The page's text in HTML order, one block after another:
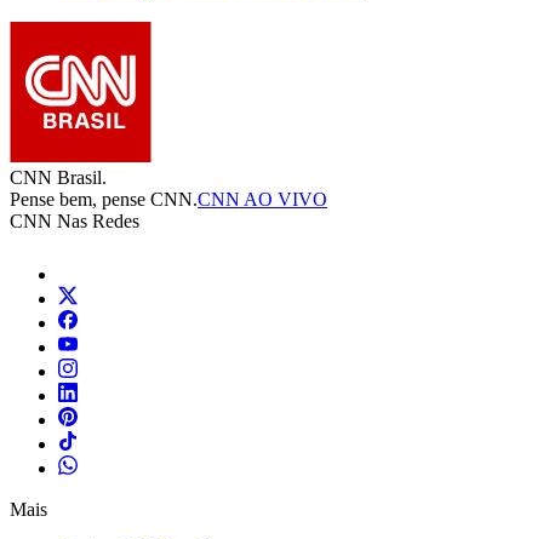
CNN Brasil.
Pense bem, pense CNN.CNN AO VIVO
CNN Nas Redes
Mais